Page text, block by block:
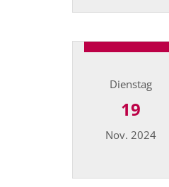
Dienstag
19
Nov. 2024